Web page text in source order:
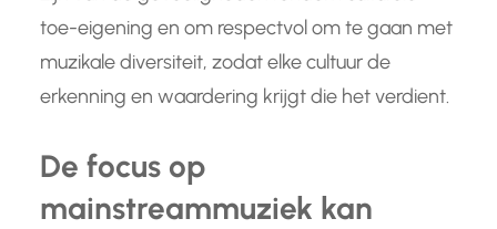
toe-eigening en om respectvol om te gaan met
muzikale diversiteit, zodat elke cultuur de
erkenning en waardering krijgt die het verdient.
De focus op
mainstreammuziek kan